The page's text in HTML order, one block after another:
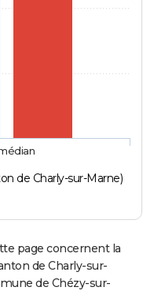
de Charly-sur-Marne)
page concernent la
de Charly-sur-
de Chézy-sur-